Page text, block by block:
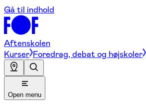
Gå til indhold
Aftenskolen
Kurser Foredrag, debat og højskoler
Open menu